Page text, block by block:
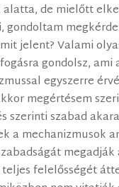
alatta, de mielőtt
gondoltam
jelent? Valami
gondolsz, ami
egyszerre
megértésem
szerinti szabad
a mechanizmusok
megadják
felelősségét